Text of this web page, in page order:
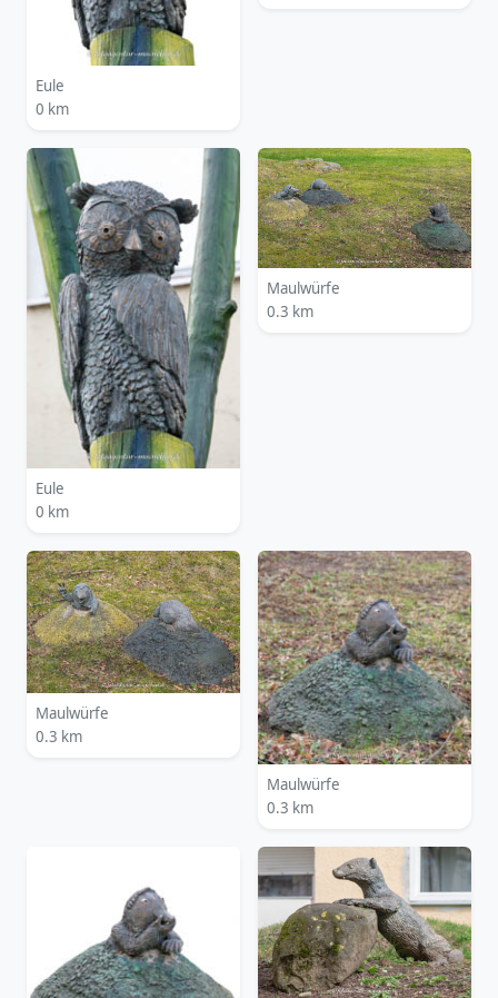
Eule
0 km
Eule
0 km
Maulwürfe
0.3 km
Maulwürfe
0.3 km
Maulwürfe
0.3 km